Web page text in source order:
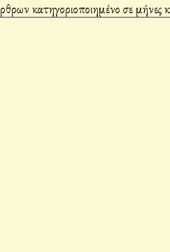
κατηγοριοποιημένο σε μήνες